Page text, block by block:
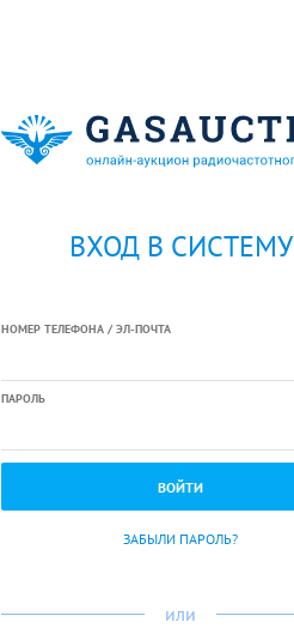
ВХОД В СИСТЕМУ
НОМЕР ТЕЛЕФОНА / ЭЛ-ПОЧТА
ПАРОЛЬ
ЗАБЫЛИ ПАРОЛЬ?
или